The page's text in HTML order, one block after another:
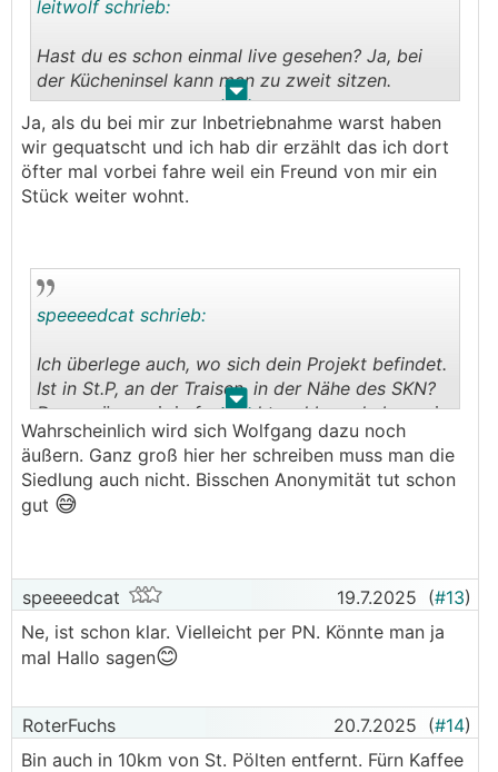
. .
leitwolf schrieb:
Hast du es schon einmal live gesehen? Ja, bei
der Kücheninsel kann man zu zweit sitzen.
Ja, als du bei mir zur Inbetriebnahme warst haben
wir gequatscht und ich hab dir erzählt das ich dort
öfter mal vorbei fahre weil ein Freund von mir ein
Stück weiter wohnt.
. .
speeeedcat schrieb:
Ich überlege auch, wo sich dein Projekt befindet.
Ist in St.P, an der Traisen, in der Nähe des SKN?
Dann wären wir ja fast Sichtnachbarn, habe mein
Büro dort in der Nähe der KG-Siedlung.
Wahrscheinlich wird sich Wolfgang dazu noch
äußern. Ganz groß hier her schreiben muss man die
Siedlung auch nicht. Bisschen Anonymität tut schon
gut 😅
speeeedcat 19.7.2025 (#13)
Ne, ist schon klar. Vielleicht per PN. Könnte man ja
mal Hallo sagen😊
RoterFuchs 20.7.2025 (#14)
Bin auch in 10km von St. Pölten entfernt. Fürn Kaffee